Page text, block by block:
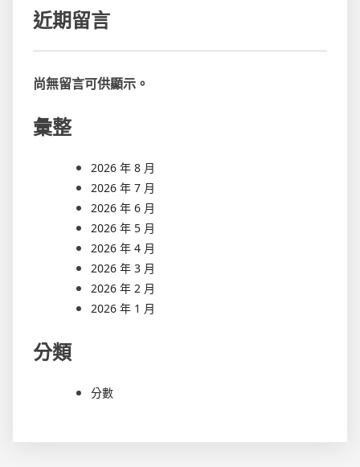
近期留言
尚無留言可供顯示。
彙整
2026 年 8 月
2026 年 7 月
2026 年 6 月
2026 年 5 月
2026 年 4 月
2026 年 3 月
2026 年 2 月
2026 年 1 月
分類
分數